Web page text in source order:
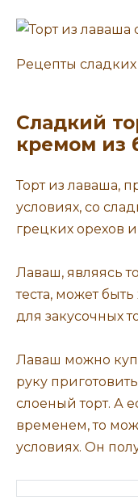
Рецепты сладких
Сладкий
кремом из
Торт из лаваша,
условиях, со
грецких орехов
Лаваш, являясь
теста, может
для закусочных
Лаваш можно
руку
слоеный торт. А
временем, то
условиях. Он